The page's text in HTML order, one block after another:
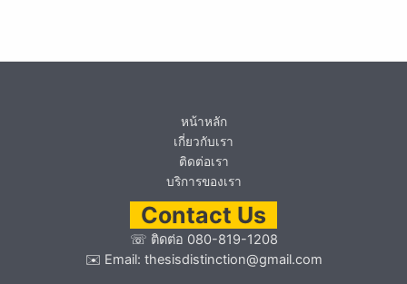
หน้าหลัก
เกี่ยวกับเรา
ติดต่อเรา
บริการของเรา
Contact Us
☏ ติดต่อ 080-819-1208
✉️ Email: thesisdistinction@gmail.com